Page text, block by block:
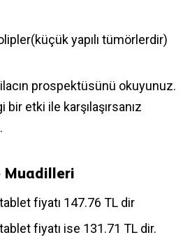
yapılı tümörlerdir)
prospektüsünü okuyunuz.
etki ile karşılaşırsanız
Muadilleri
fiyatı 147.76 TL dir
fiyatı ise 131.71 TL dir.